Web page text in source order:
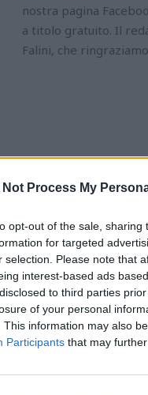
Not Process My
opt-out of the sale,
for targeted
selection. Please note that
interest-based ads
to third parties
of your personal
This information may also
Participants that may
nostra pagina
a titolo gratuito. Il
Falini, che
o quasi se non per